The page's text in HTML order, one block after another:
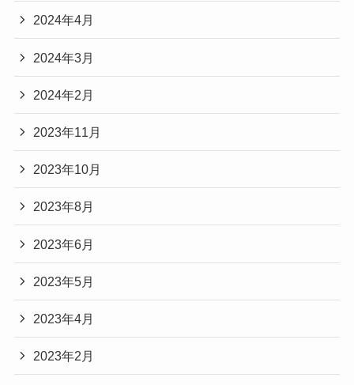
2024年4月
2024年3月
2024年2月
2023年11月
2023年10月
2023年8月
2023年6月
2023年5月
2023年4月
2023年2月